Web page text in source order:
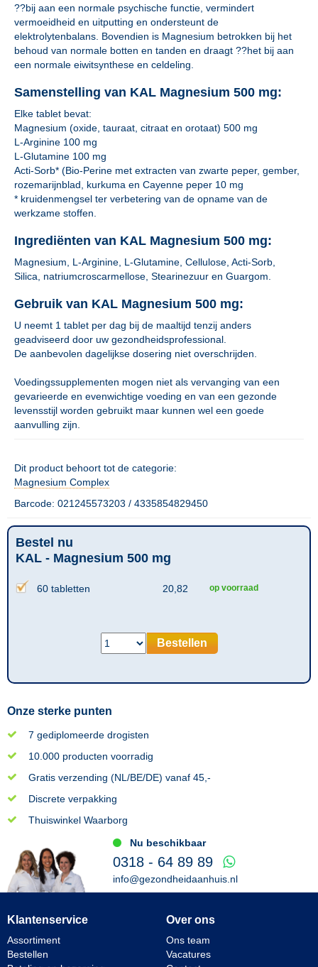
??bij aan een normale psychische functie, vermindert
vermoeidheid en uitputting en ondersteunt de
elektrolytenbalans. Bovendien is Magnesium betrokken bij het
behoud van normale botten en tanden en draagt ??het bij aan
een normale eiwitsynthese en celdeling.
Samenstelling van KAL Magnesium 500 mg:
Elke tablet bevat:
Magnesium (oxide, tauraat, citraat en orotaat) 500 mg
L-Arginine 100 mg
L-Glutamine 100 mg
Acti-Sorb* (Bio-Perine met extracten van zwarte peper, gember,
rozemarijnblad, kurkuma en Cayenne peper 10 mg
* kruidenmengsel ter verbetering van de opname van de
werkzame stoffen.
Ingrediënten van KAL Magnesium 500 mg:
Magnesium, L-Arginine, L-Glutamine, Cellulose, Acti-Sorb,
Silica, natriumcroscarmellose, Stearinezuur en Guargom.
Gebruik van KAL Magnesium 500 mg:
U neemt 1 tablet per dag bij de maaltijd tenzij anders
geadviseerd door uw gezondheidsprofessional.
De aanbevolen dagelijkse dosering niet overschrijden.
Voedingssupplementen mogen niet als vervanging van een
gevarieerde en evenwichtige voeding en van een gezonde
levensstijl worden gebruikt maar kunnen wel een goede
aanvulling zijn.
Dit product behoort tot de categorie:
Magnesium Complex
Barcode: 021245573203 / 4335854829450
Bestel nu
KAL - Magnesium 500 mg
60 tabletten 20,82 op voorraad
Bestellen
Onze sterke punten
7 gediplomeerde drogisten
10.000 producten voorradig
Gratis verzending (NL/BE/DE) vanaf 45,-
Discrete verpakking
Thuiswinkel Waarborg
Nu beschikbaar
0318 - 64 89 89
info@gezondheidaanhuis.nl
Klantenservice
Assortiment
Bestellen
Over ons
Ons team
Vacatures